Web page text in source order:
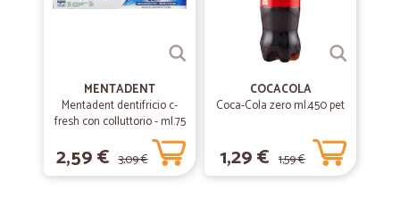
MENTADENT
Mentadent dentifricio c-
fresh con colluttorio - ml.75
2,59 € 3,09 €
COCACOLA
Coca-Cola zero ml.450 pet
1,29 € 1,59 €